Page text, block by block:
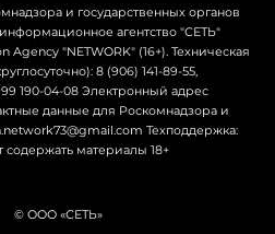
и государственных органов
агентство "СЕТЬ"
"NETWORK" (16+). Техническая
8 (906) 141-89-55,
190-04-08 Электронный адрес
данные для Роскомнадзора и
Техподдержка:
содержать материалы 18+
© ООО «СЕТЬ»